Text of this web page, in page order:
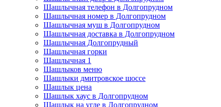
Шашлычная телефон в Долгопрудном
Шашлычная номер в Долгопрудном
Шашлычная муш в Долгопрудном
Шашлычная доставка в Долгопрудном
Шашлычная Долгопрудный
Шашлычная горки
Шашлычная 1
Шашлыков меню
Шашлыки дмитровское шоссе
Шашлык цена
Шашлык хаус в Долгопрудном
Шашлык на угле в Долгопрудном